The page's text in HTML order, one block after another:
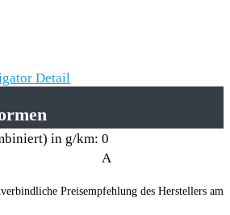
in g/km: 0
A
Preisempfehlung des Herstellers am